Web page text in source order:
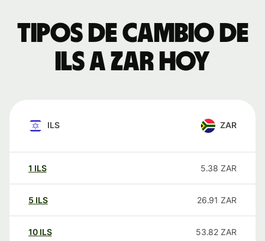
Tipos de cambio de
ILS a ZAR hoy
ILS ZAR
1 ILS 5.38 ZAR
5 ILS 26.91 ZAR
10 ILS 53.82 ZAR